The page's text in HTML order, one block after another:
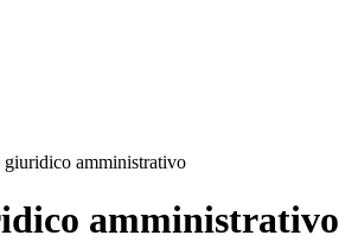
amministrativo
amministrativo